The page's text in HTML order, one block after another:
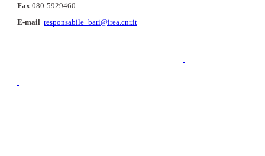
Fax 080-5929460
E-mail responsabile_bari@irea.cnr.it